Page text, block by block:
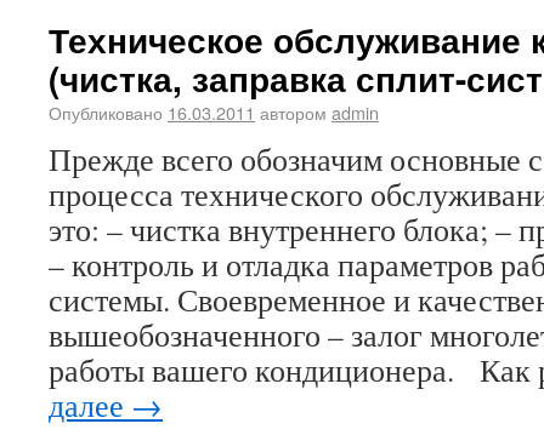
Техническое обслуживание
(чистка, заправка сплит-
Опубликовано 16.03.2011 автором admin
Прежде всего обозначим основные
процесса технического
это: – чистка внутреннего блока; –
– контроль и отладка параметров
системы. Своевременное и
вышеобозначенного – залог
работы вашего кондиционера.
далее →